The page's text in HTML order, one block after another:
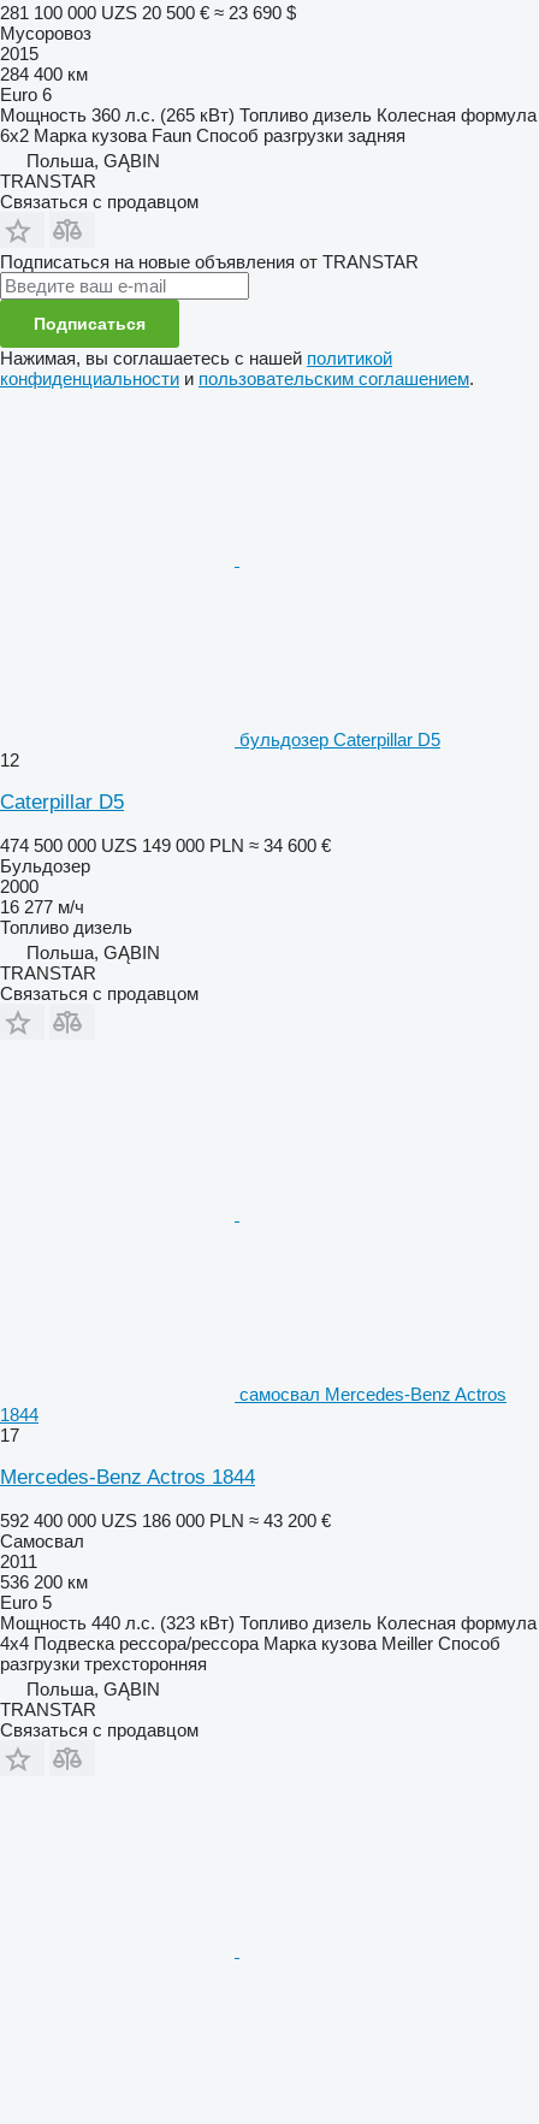
281 100 000 UZS 20 500 € ≈ 23 690 $
Мусоровоз
2015
284 400 км
Euro 6
Мощность 360 л.с. (265 кВт) Топливо дизель Колесная формула
6x2 Марка кузова Faun Способ разгрузки задняя
Польша, GĄBIN
TRANSTAR
Связаться с продавцом
Подписаться на новые объявления от TRANSTAR
Подписаться
Нажимая, вы соглашаетесь с нашей политикой
конфиденциальности и пользовательским соглашением.
бульдозер Caterpillar D5
12
Caterpillar D5
474 500 000 UZS 149 000 PLN ≈ 34 600 €
Бульдозер
2000
16 277 м/ч
Топливо дизель
Польша, GĄBIN
TRANSTAR
Связаться с продавцом
самосвал Mercedes-Benz Actros
1844
17
Mercedes-Benz Actros 1844
592 400 000 UZS 186 000 PLN ≈ 43 200 €
Самосвал
2011
536 200 км
Euro 5
Мощность 440 л.с. (323 кВт) Топливо дизель Колесная формула
4x4 Подвеска рессора/рессора Марка кузова Meiller Способ
разгрузки трехсторонняя
Польша, GĄBIN
TRANSTAR
Связаться с продавцом